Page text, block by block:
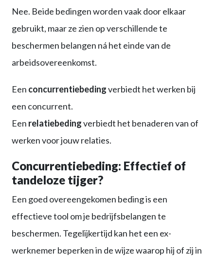
Nee. Beide bedingen worden vaak door elkaar
gebruikt, maar ze zien op verschillende te
beschermen belangen ná het einde van de
arbeidsovereenkomst.
Een concurrentiebedingverbiedt het werken bij
een concurrent.
Een relatiebedingverbiedt het benaderen van of
werken voor jouw relaties.
Concurrentiebeding: Effectief of
tandeloze tijger?
Een goed overeengekomen beding is een
effectieve tool om je bedrijfsbelangen te
beschermen. Tegelijkertijd kan het een ex-
werknemer beperken in de wijze waarop hij of zij in